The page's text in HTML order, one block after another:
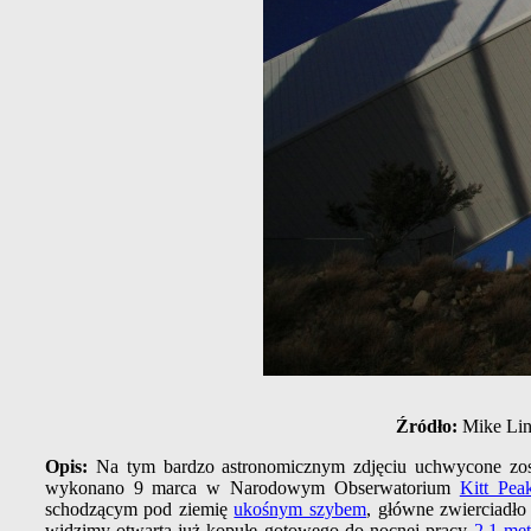
Źródło: Mike
Opis: Na tym bardzo astronomicznym zdjęciu uchwycone
wykonano 9 marca w Narodowym Obserwatorium Kitt
schodzącym pod ziemięukośnym szybem, główne